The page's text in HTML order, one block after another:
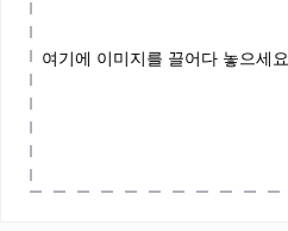
여기에 이미지를 끌어다 놓으세요